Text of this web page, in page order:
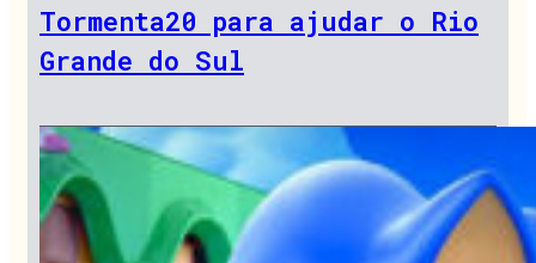
Tormenta20 para ajudar o Rio
Grande do Sul